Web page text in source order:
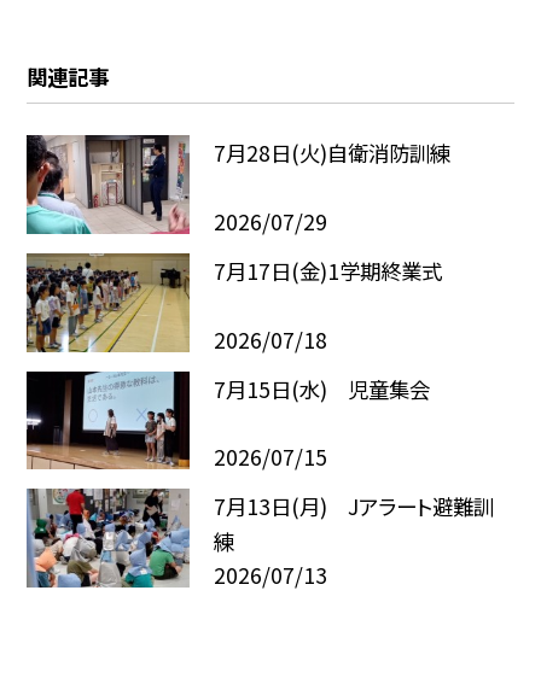
関連記事
7月28日(火)自衛消防訓練
2026/07/29
7月17日(金)1学期終業式
2026/07/18
7月15日(水) 児童集会
2026/07/15
7月13日(月) Jアラート避難訓
練
2026/07/13